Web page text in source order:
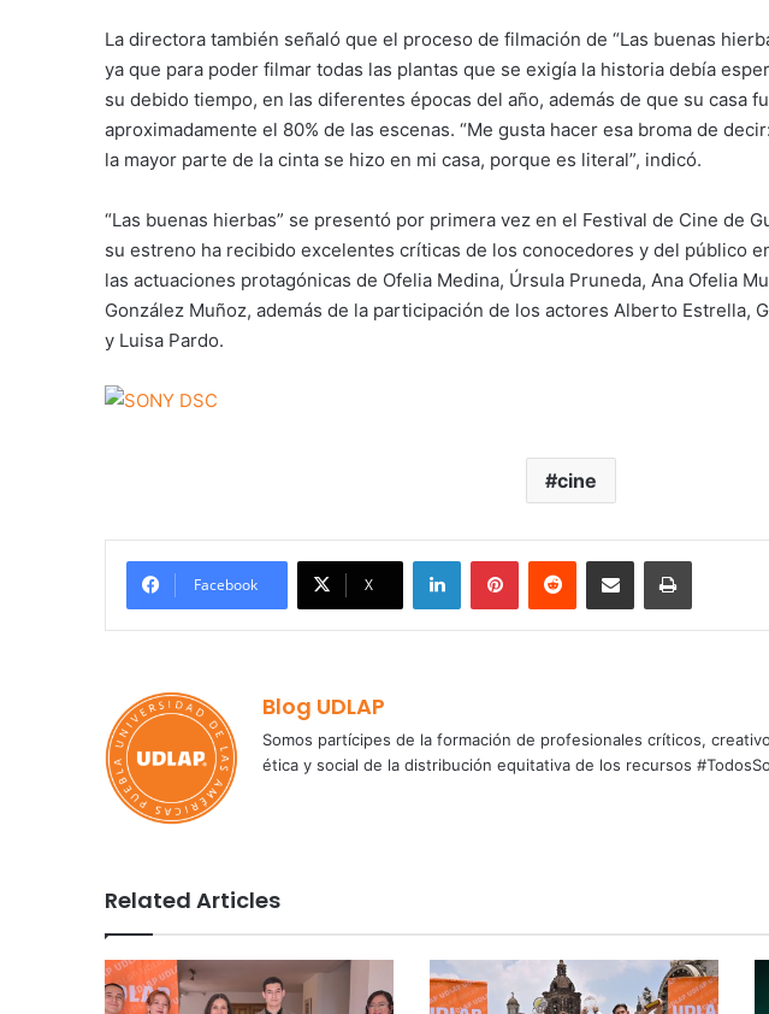
La directora también señaló que el proceso de filmación de “Las buenas
ya que para poder filmar todas las plantas que se exigía la historia debía
su debido tiempo, en las diferentes épocas del año, además de que su casa
aproximadamente el 80% de las escenas. “Me gusta hacer esa broma de
la mayor parte de la cinta se hizo en mi casa, porque es literal”, indicó.
“Las buenas hierbas” se presentó por primera vez en el Festival de Cine de
su estreno ha recibido excelentes críticas de los conocedores y del público
las actuaciones protagónicas de Ofelia Medina, Úrsula Pruneda, Ana Ofelia
González Muñoz, además de la participación de los actores Alberto Estrella,
y Luisa Pardo.
cine
Facebook X
LinkedInPinterestReddit Share via Email Print
Blog UDLAP
Somos partícipes de la formación de profesionales críticos,
ética y social de la distribución equitativa de los recursos
Related Articles